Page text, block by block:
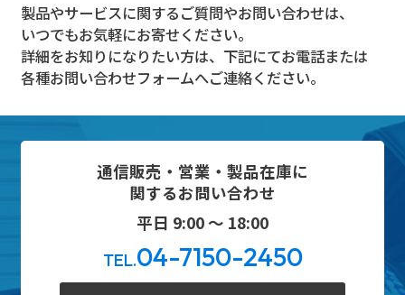
製品やサービスに関するご質問やお問い合わせは、
いつでもお気軽にお寄せください。
詳細をお知りになりたい方は、下記にてお電話または
各種お問い合わせフォームへご連絡ください。
通信販売・営業・製品在庫に
関するお問い合わせ
平日 9:00 ～ 18:00
TEL.04-7150-2450